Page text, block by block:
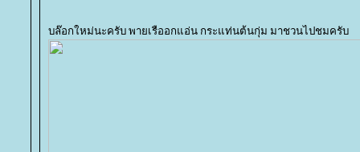
บล๊อกใหม่นะครับ พายเรืออกแอ่น กระแท่นต้นกุ่ม มาชวนไปชมครับ